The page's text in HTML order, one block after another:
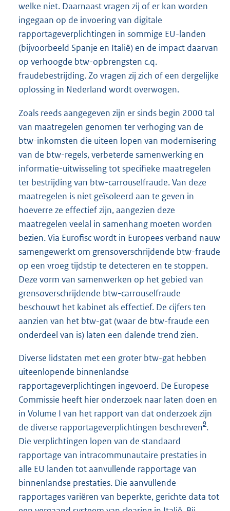
welke niet. Daarnaast vragen zij of er kan worden
ingegaan op de invoering van digitale
rapportageverplichtingen in sommige EU-landen
(bijvoorbeeld Spanje en Italië) en de impact daarvan
op verhoogde btw-opbrengsten c.q.
fraudebestrijding. Zo vragen zij zich of een dergelijke
oplossing in Nederland wordt overwogen.
Zoals reeds aangegeven zijn er sinds begin 2000 tal
van maatregelen genomen ter verhoging van de
btw-inkomsten die uiteen lopen van modernisering
van de btw-regels, verbeterde samenwerking en
informatie-uitwisseling tot specifieke maatregelen
ter bestrijding van btw-carrouselfraude. Van deze
maatregelen is niet geïsoleerd aan te geven in
hoeverre ze effectief zijn, aangezien deze
maatregelen veelal in samenhang moeten worden
bezien. Via Eurofisc wordt in Europees verband nauw
samengewerkt om grensoverschrijdende btw-fraude
op een vroeg tijdstip te detecteren en te stoppen.
Deze vorm van samenwerken op het gebied van
grensoverschrijdende btw-carrouselfraude
beschouwt het kabinet als effectief. De cijfers ten
aanzien van het btw-gat (waar de btw-fraude een
onderdeel van is) laten een dalende trend zien.
Diverse lidstaten met een groter btw-gat hebben
uiteenlopende binnenlandse
rapportageverplichtingen ingevoerd. De Europese
Commissie heeft hier onderzoek naar laten doen en
in Volume I van het rapport van dat onderzoek zijn
de diverse rapportageverplichtingen beschreven9.
Die verplichtingen lopen van de standaard
rapportage van intracommunautaire prestaties in
alle EU landen tot aanvullende rapportage van
binnenlandse prestaties. Die aanvullende
rapportages variëren van beperkte, gerichte data tot